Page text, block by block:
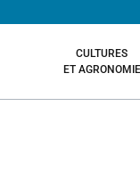
CULTURES
ET AGRONOMIE